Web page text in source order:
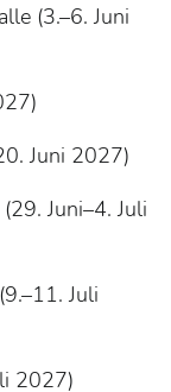
(3.–6. Juni
Juni 2027)
Juni–4. Juli
Juli
2027)